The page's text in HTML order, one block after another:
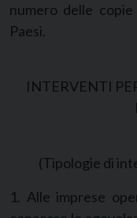
numero delle
Paesi.
INTERVENTI
(Tipologie di
1. Alle imprese